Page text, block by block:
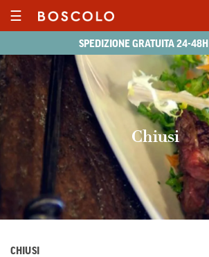
SPEDIZIONE GRATUITA 24-48H
☰
Chiusi
CHIUSI